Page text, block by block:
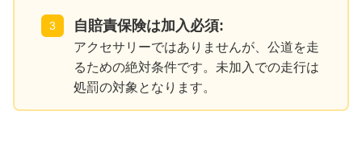
自賠責保険は加入必須:
アクセサリーではありませんが、公道を走
るための絶対条件です。未加入での走行は
処罰の対象となります。